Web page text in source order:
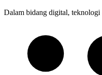
Dalam bidang digital, teknologi